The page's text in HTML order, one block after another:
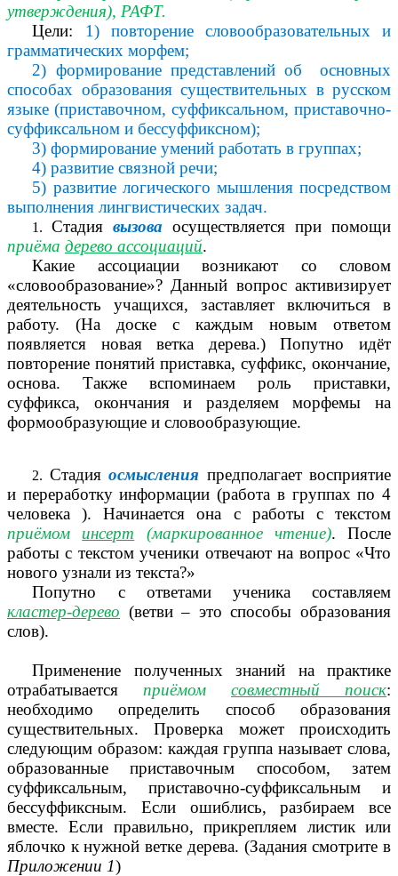
утверждения), РАФТ.
Цели: 1) повторение словообразовательных и
грамматических морфем;
2) формирование представлений об основных
способах образования существительных в русском
языке (приставочном, суффиксальном, приставочно-
суффиксальном и бессуффиксном);
3) формирование умений работать в группах;
4) развитие связной речи;
5) развитие логического мышления посредством
выполнения лингвистических задач.
Стадиявызова осуществляется при помощи
приёма дерево ассоциаций.
Какие ассоциации возникают со словом
«словообразование»? Данный вопрос активизирует
деятельность учащихся, заставляет включиться в
работу. (На доске с каждым новым ответом
появляется новая ветка дерева.) Попутно идёт
повторение понятий приставка, суффикс, окончание,
основа. Также вспоминаем роль приставки,
суффикса, окончания и разделяем морфемы на
формообразующие и словообразующие.
Стадияосмысления предполагает восприятие
и переработку информации (работа в группах по 4
человека ). Начинается она с работы с текстом
приёмом инсерт (маркированное чтение). После
работы с текстом ученики отвечают на вопрос «Что
нового узнали из текста?»
Попутно с ответами ученика составляем
кластер-дерево (ветви – это способы образования
слов).
Применение полученных знаний на практике
отрабатывается приёмом совместный поиск:
необходимо определить способ образования
существительных. Проверка может происходить
следующим образом: каждая группа называет слова,
образованные приставочным способом, затем
суффиксальным, приставочно-суффиксальным и
бессуффиксным. Если ошиблись, разбираем все
вместе. Если правильно, прикрепляем листик или
яблочко к нужной ветке дерева. (Задания смотрите в
Приложении 1)